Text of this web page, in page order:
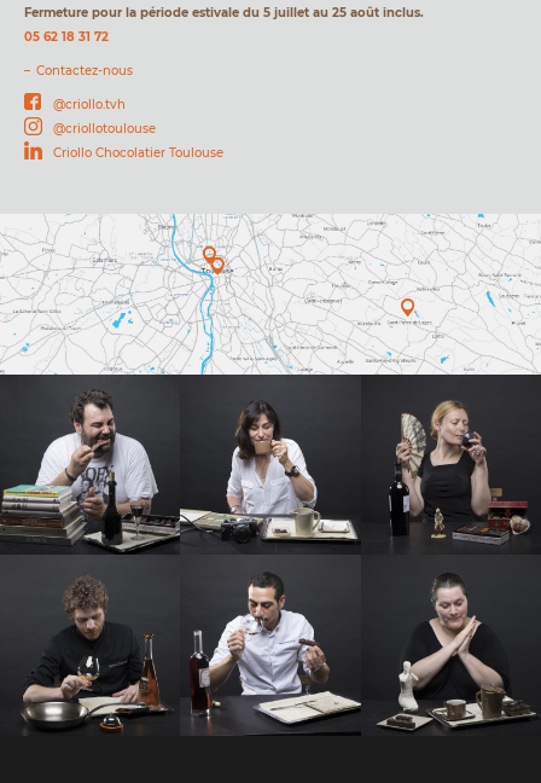
Fermeture pour la période estivale du 5 juillet au 25 août inclus.
05 62 18 31 72
Contactez-nous
@criollo.tvh
@criollotoulouse
Criollo Chocolatier Toulouse